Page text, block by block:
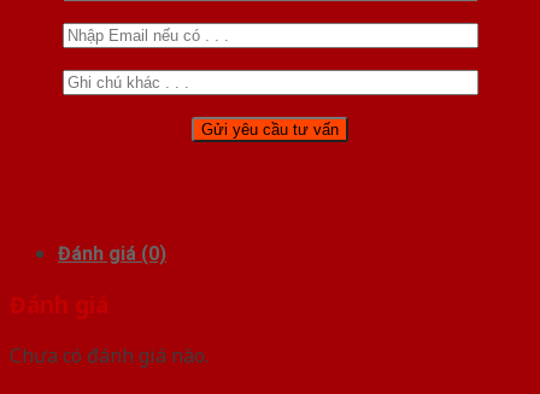
Đánh giá (0)
Đánh giá
Chưa có đánh giá nào.